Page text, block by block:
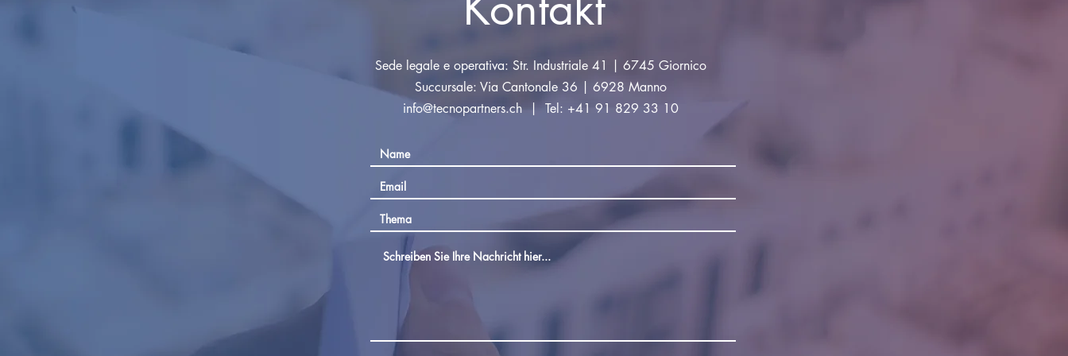
Sede legale e operativa: Str. Industriale 41 | 6745 Giornico
Succursale: Via Cantonale 36 | 6928 Manno
info@tecnopartners.ch| Tel: +41 91 829 33 10